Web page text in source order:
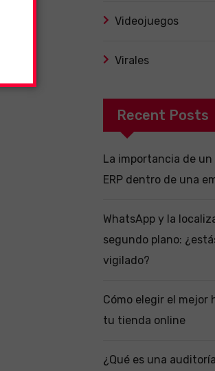
Videojuegos
Virales
Recent Posts
La importancia de
ERP dentro de una
WhatsApp y la
segundo plano:
vigilado?
Cómo elegir el mejor
tu tienda online
¿Qué es una